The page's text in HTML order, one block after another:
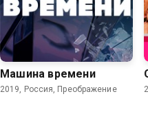
Машина времени
2019, Россия, Преображение